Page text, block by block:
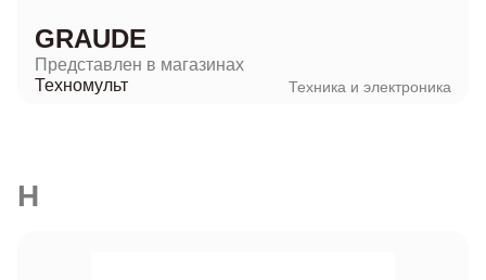
GRAUDE
Представлен в магазинах
Техномульт
Техника и электроника
H